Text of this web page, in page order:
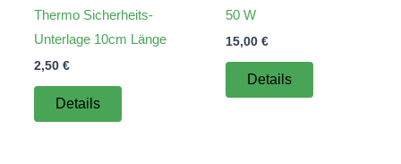
Thermo Sicherheits-
Unterlage 10cm Länge
2,50 €
Details
50 W
15,00 €
Details